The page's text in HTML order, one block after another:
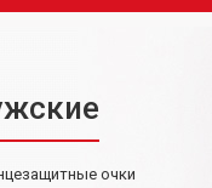
очки